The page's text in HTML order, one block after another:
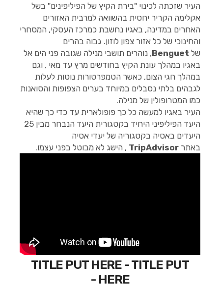
העיר שזכתה לכינוי "בירת הקיץ של הפיליפינים" בשל
אקלימה הקריר יחסית בהשוואה למרבית האזורים
האחרים במדינה, באגיו נחשבת כמרכז העסקי, המסחרי
והחינוכי של כל אזור צפון לוזון. גבוה בהרים
של Benguet, נוהרים תושבי מנילה שגובה פני הים אל
באגיו במהלך עונת הקיץ בחודשים מרץ עד מאי , וגם
במהלך חגי הצום, כאשר הטמפרטורות נוטות לעלות
לגבהים בלתי נסבלים במיוחד בערים הצפופות והסואנות
כמו המטרופולין של מנילה.
העיר באגיו למעשה כל כך פופולארית עד כדי כך שהיא
היעד הפיליפיני היחיד בקטגורית היעד הנבחר מבין 25
היעדים באסיה בקטגוריה של יעדי אסיה
באתר TripAdvisor , הישג לא מבוטל בפני עצמו.
TITLE PUT HERE - TITLE PUT
HERE -